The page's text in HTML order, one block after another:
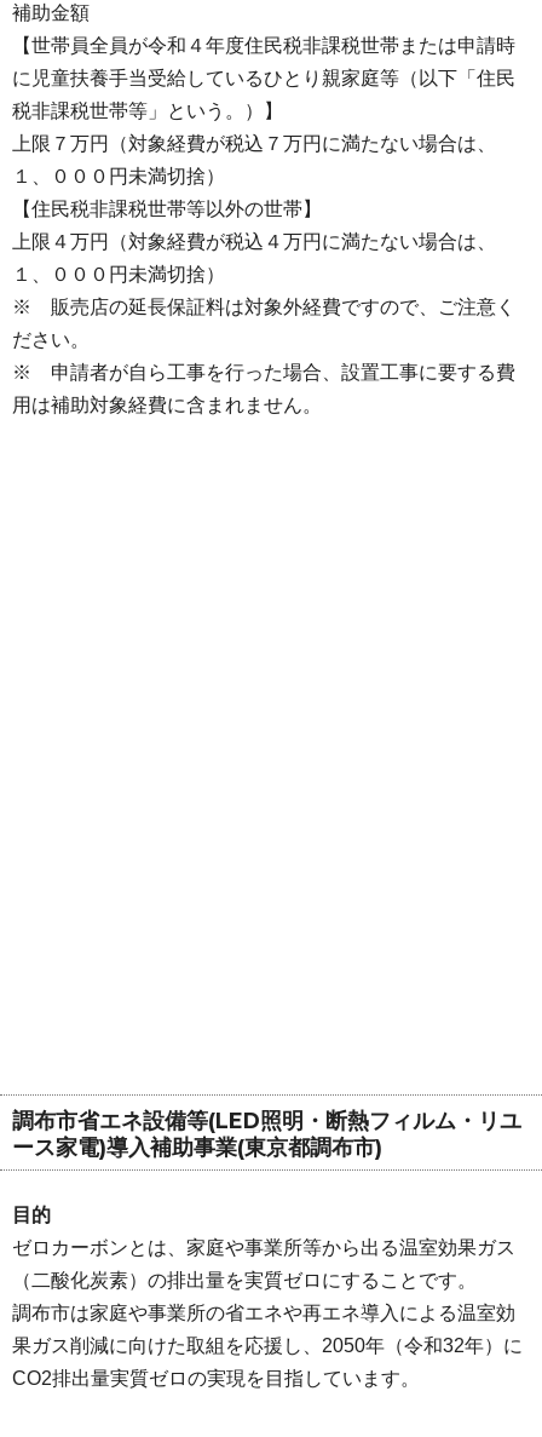
補助金額
【世帯員全員が令和４年度住民税非課税世帯または申請時
に児童扶養手当受給しているひとり親家庭等（以下「住民
税非課税世帯等」という。）】
上限７万円（対象経費が税込７万円に満たない場合は、
１、０００円未満切捨）
【住民税非課税世帯等以外の世帯】
上限４万円（対象経費が税込４万円に満たない場合は、
１、０００円未満切捨）
※ 販売店の延長保証料は対象外経費ですので、ご注意く
ださい。
※ 申請者が自ら工事を行った場合、設置工事に要する費
用は補助対象経費に含まれません。
調布市省エネ設備等(LED照明・断熱フィルム・リユ
ース家電)導入補助事業(東京都調布市)
目的
ゼロカーボンとは、家庭や事業所等から出る温室効果ガス
（二酸化炭素）の排出量を実質ゼロにすることです。
調布市は家庭や事業所の省エネや再エネ導入による温室効
果ガス削減に向けた取組を応援し、2050年（令和32年）に
CO2排出量実質ゼロの実現を目指しています。